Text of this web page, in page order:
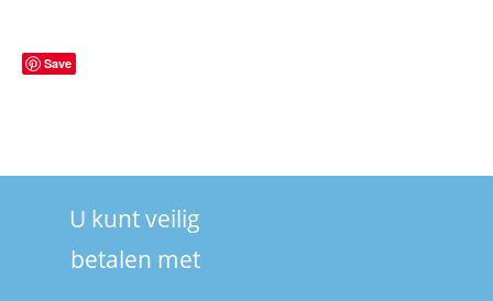
Save
U kunt veilig
betalen met